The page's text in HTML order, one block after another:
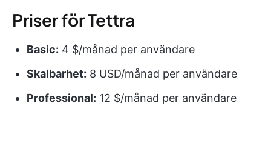
Priser för Tettra
Basic: 4 $/månad per användare
Skalbarhet: 8 USD/månad per användare
Professional: 12 $/månad per användare